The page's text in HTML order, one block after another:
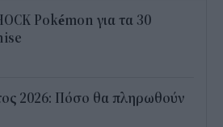
Pokémon για τα 30
2026: Πόσο θα πληρωθούν